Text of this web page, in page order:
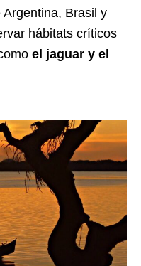
Brasil y
hábitats críticos
el jaguar y el